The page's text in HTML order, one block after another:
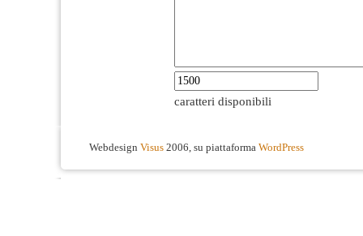
caratteri disponibili
Webdesign Visus 2006, su piattaforma WordPress